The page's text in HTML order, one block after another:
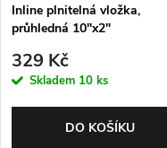
Inline plnitelná vložka,
průhledná 10"x2"
329 Kč
Skladem 10 ks
DO KOŠÍKU